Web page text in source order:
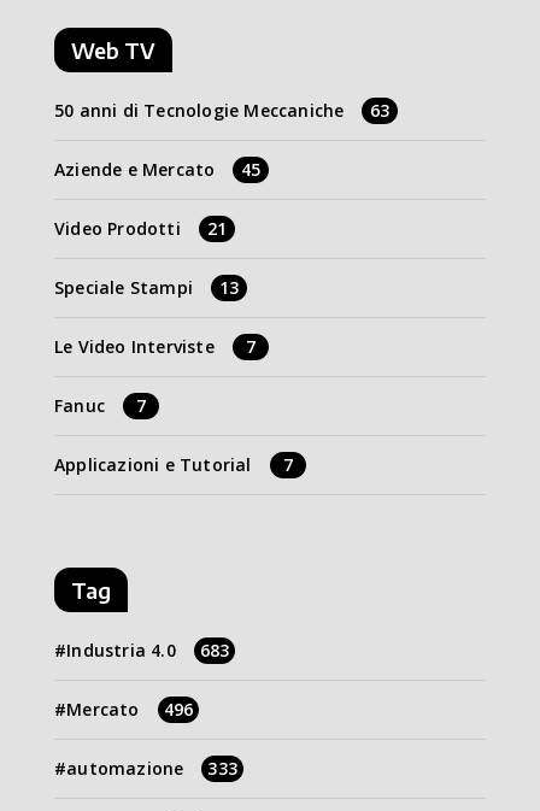
Web TV
50 anni di Tecnologie Meccaniche 63
Aziende e Mercato 45
Video Prodotti 21
Speciale Stampi 13
Le Video Interviste 7
Fanuc 7
Applicazioni e Tutorial 7
Tag
Industria 4.0 683
Mercato 496
automazione 333